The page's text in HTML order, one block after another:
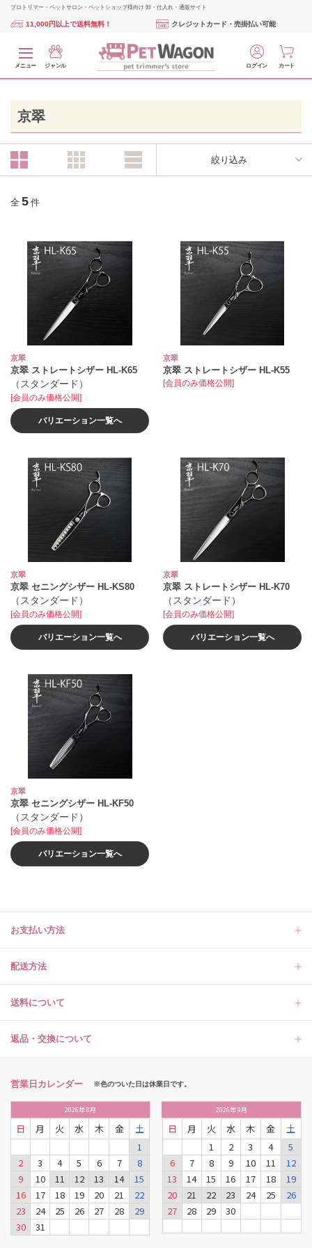
プロトリマー・ペットサロン・ペットショップ様向け 卸・仕入れ・通販サイト
11,000円以上で送料無料！ クレジットカード・売掛払い可能
メニュー ジャンル ログイン カート
京翠
絞り込み
全 5 件
京翠
京翠 ストレートシザー HL‐K65
（スタンダード）
[会員のみ価格公開]
バリエーション一覧へ
京翠
京翠 ストレートシザー HL‐K55
[会員のみ価格公開]
京翠
京翠 セニングシザー HL‐KS80
（スタンダード）
[会員のみ価格公開]
バリエーション一覧へ
京翠
京翠 ストレートシザー HL‐K70
（スタンダード）
[会員のみ価格公開]
バリエーション一覧へ
京翠
京翠 セニングシザー HL‐KF50
（スタンダード）
[会員のみ価格公開]
バリエーション一覧へ
お支払い方法
配送方法
送料について
返品・交換について
営業日カレンダー ※色のついた日は休業日です。
2026年8月
日 月 火 水 木 金
土
1
2
3 4 5 6 7
8
9
10 11 12 13 14
15
16
17 18 19 20 21
22
23
24 25 26 27 28
29
30
31
2026年9月
日 月 火 水 木 金
土
1
2 3 4
5
6
7 8 9 10 11
12
13
14 15 16 17 18
19
20
21 22 23 24 25
26
27
28 29 30